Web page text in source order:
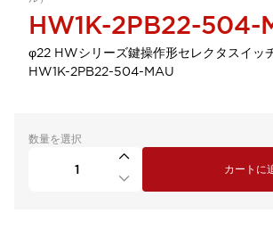
HW1K-2PB22-504-
φ22 HWシリーズ鍵操作形セレクタスイッ
HW1K-2PB22-504-MAU
数量を選択
カートに